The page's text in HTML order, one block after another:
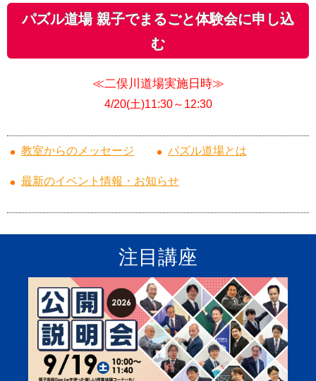
パズル道場 親子でまるごと体験会に申し込
む
≪二俣川道場実施日時≫
4/20(土)11:30～12:30
教室からのメッセージ パズル道場とは
最新のイベント情報・お知らせ
注目講座